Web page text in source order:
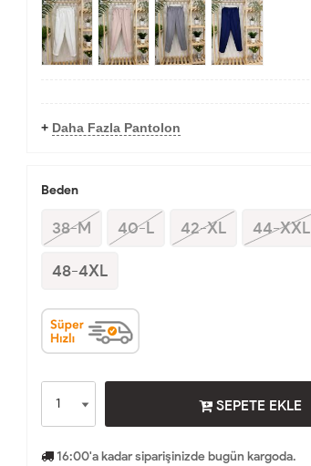
+ Daha Fazla Pantolon
Beden
38-M 40-L 42-XL 44-XXL
48-4XL
SEPETE EKLE
16:00'a kadar siparişinizde bugün kargoda.